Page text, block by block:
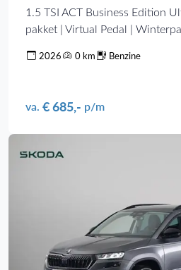
1.5 TSI ACT Business Edition
pakket | Virtual Pedal |
2026 0 km Benzine
va. € 685,- p/m